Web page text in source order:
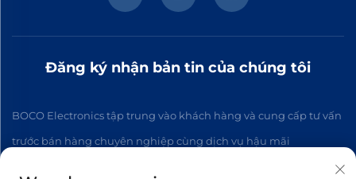
Đăng ký nhận bản tin của chúng tôi
BOCO Electronics tập trung vào khách hàng và cung cấp tư vấn
trước bán hàng chuyên nghiệp cùng dịch vụ hậu mãi